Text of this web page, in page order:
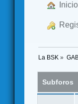
Inicio
La BSK »
Subforos